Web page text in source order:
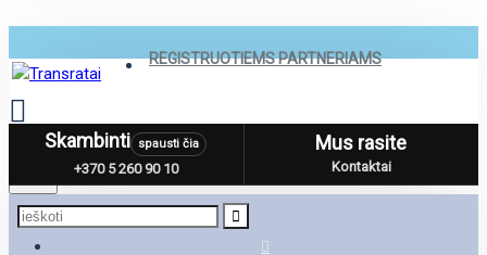
REGISTRUOTIEMS PARTNERIAMS
MenuSkambinti spausti čia
+370 5 260 90 10
Mus rasite
Kontaktai